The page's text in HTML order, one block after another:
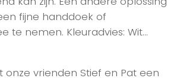
fijne handdoek of
te nemen. Kleuradvies: Wit…
vrienden Stief en Pat een